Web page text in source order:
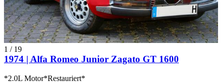
1 / 19
1974 | Alfa Romeo Junior Zagato GT 1600
*2.0L Motor*Restauriert*